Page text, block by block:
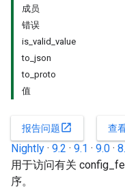
成员
错误
is_valid_value
to_json
to_proto
值
报告问题open_in_new 查
Nightly · 9.2 · 9.1 · 9.0 ·
用于访问有关
序。